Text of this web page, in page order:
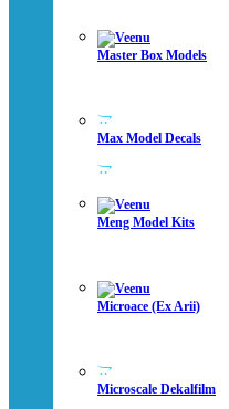
Master Box Models
Max Model Decals
Meng Model Kits
Microace (ex Arii)
Microscale Dekalfilm